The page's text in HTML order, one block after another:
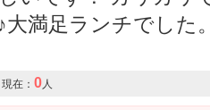
大満足ランチでした
現在： 0人